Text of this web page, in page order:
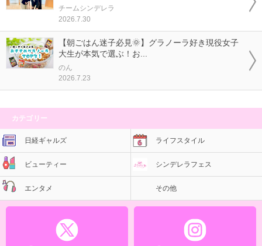
チームシンデレラ
2026.7.30
【朝ごはん迷子必見🌞】グラノーラ好き現役女子
大生が本気で選ぶ！お...
のん
2026.7.23
カテゴリー
日経ギャルズ ライフスタイル
ビューティー シンデレラフェス
エンタメ その他